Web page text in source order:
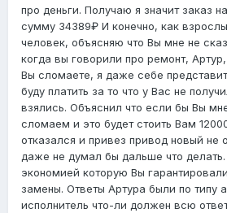
про деньги. Получаю я значит заказ
сумму 34389₽ И конечно, как
человек, объясняю что Вы мне не
когда вы говорили про ремонт,
Вы сломаете, я даже себе
буду платить за то что у Вас не
взялись. Объяснил что если бы Вы
сломаем и это будет стоить Вам
отказался и привез привод новый не
даже не думал бы дальше что делать.
экономией которую Вы
замены. Ответы Артура были по типу
исполнитель что-ли должен всю